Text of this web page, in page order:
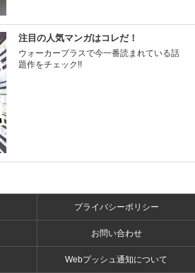
注目の人気マンガはコレだ！
ウォーカープラスで今一番読まれている話
題作をチェック!!
プライバシーポリシー
お問い合わせ
Webプッシュ通知について